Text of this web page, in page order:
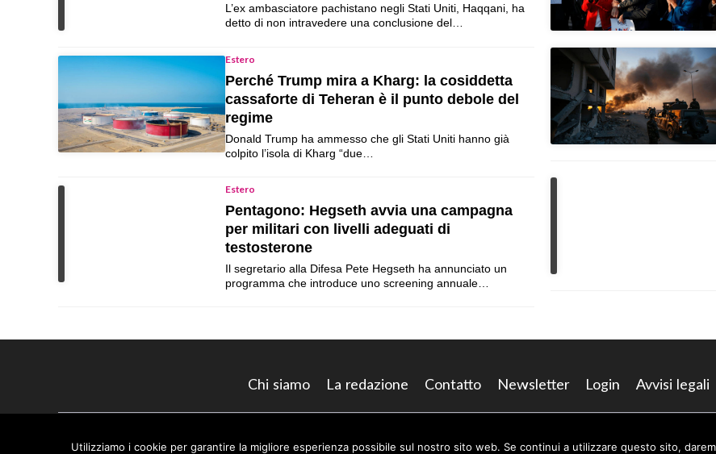
L’ex ambasciatore pachistano negli Stati Uniti, Haqqani, ha
detto di non intravedere una conclusione del…
Estero
Perché Trump mira a Kharg: la cosiddetta
cassaforte di Teheran è il punto debole del
regime
Donald Trump ha ammesso che gli Stati Uniti hanno già
colpito l’isola di Kharg “due…
Estero
Pentagono: Hegseth avvia una campagna
per militari con livelli adeguati di
testosterone
Il segretario alla Difesa Pete Hegseth ha annunciato un
programma che introduce uno screening annuale…
Chi siamo La redazione Contatto Newsletter Login Avvisi legali
@ 2026 | Tutti i diritti riservati. | Avanti live
Utilizziamo i cookie per garantire la migliore esperienza possibile sul nostro sito web. Se continui a utilizzare questo sito,